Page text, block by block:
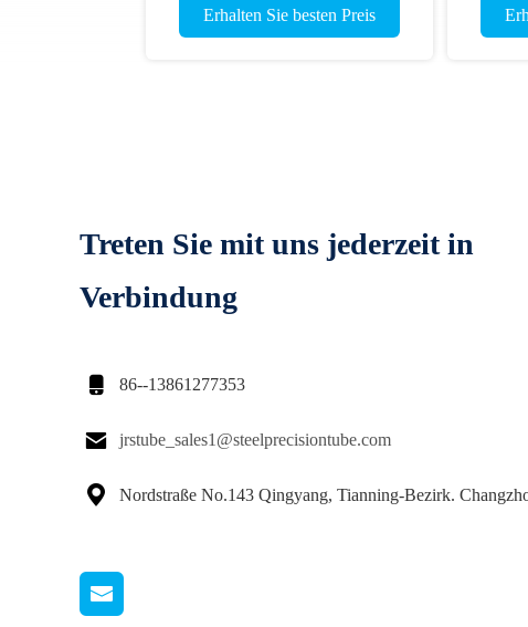
nahtloses
Erhalten Sie besten Preis
Treten Sie mit uns jederzeit in
Verbindung
 86--13861277353
 jrstube_sales1@steelprecisiontube.com
 Nordstraße No.143 Qingyang, Tianning-Bezirk.